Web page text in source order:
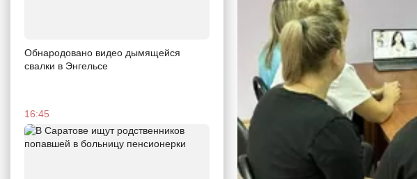
Обнародовано видео дымящейся
свалки в Энгельсе
16:45